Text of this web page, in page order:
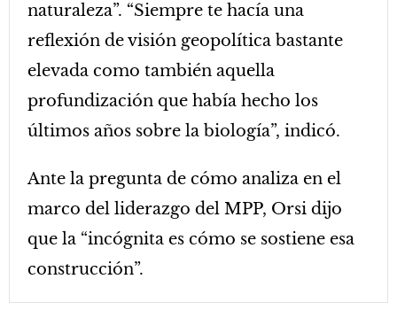
naturaleza”. “Siempre te hacía una
reflexión de visión geopolítica bastante
elevada como también aquella
profundización que había hecho los
últimos años sobre la biología”, indicó.
Ante la pregunta de cómo analiza en el
marco del liderazgo del MPP, Orsi dijo
que la “incógnita es cómo se sostiene esa
construcción”.